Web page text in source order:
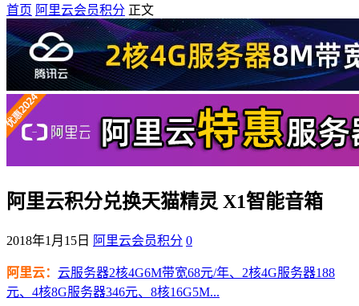
首页 阿里云会员积分 正文
阿里云积分兑换天猫精灵 X1智能音箱
2018年1月15日 阿里云会员积分 0
阿里云： 云服务器2核4G6M带宽68元/年、2核4G服务器188
元、4核8G服务器346元、8核16G5M...